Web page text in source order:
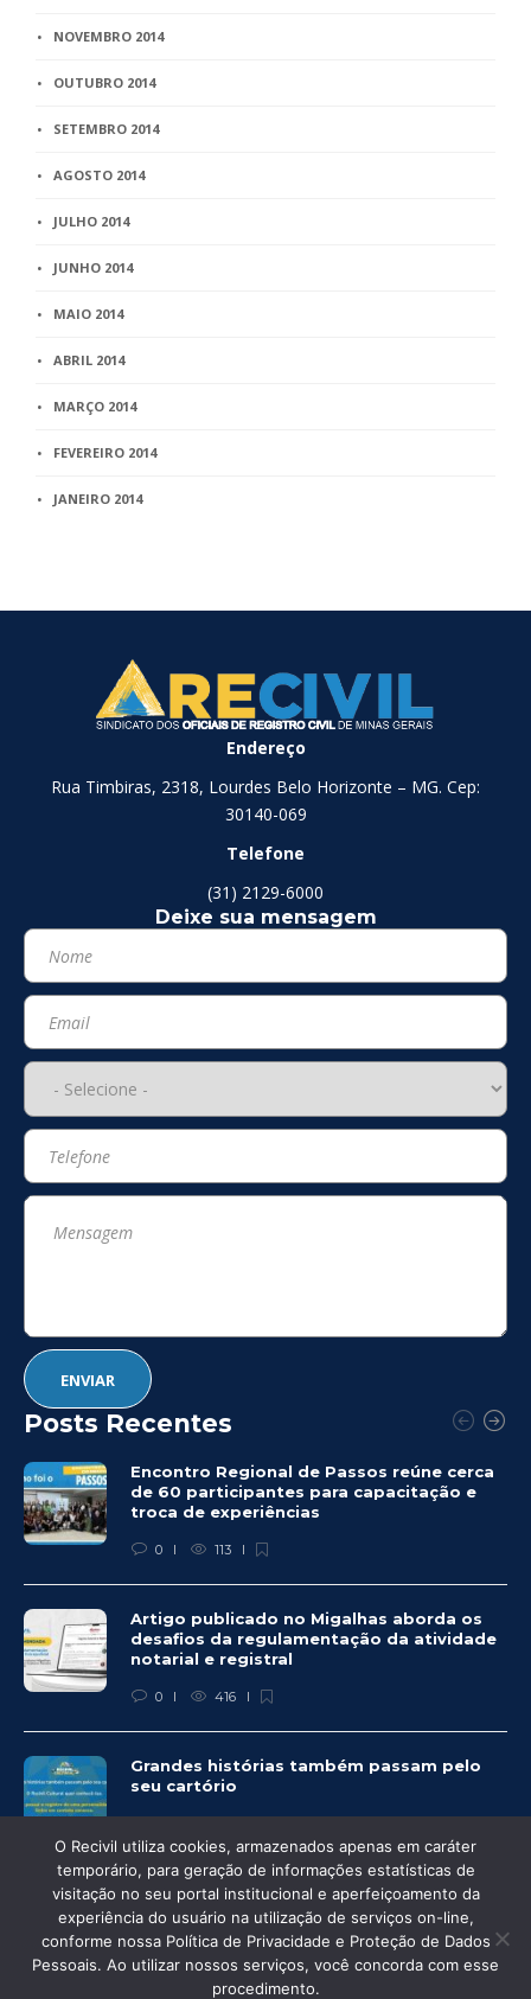
NOVEMBRO 2014
OUTUBRO 2014
SETEMBRO 2014
AGOSTO 2014
JULHO 2014
JUNHO 2014
MAIO 2014
ABRIL 2014
MARÇO 2014
FEVEREIRO 2014
JANEIRO 2014
Endereço
Rua Timbiras, 2318, Lourdes Belo Horizonte – MG. Cep:
30140-069
Telefone
(31) 2129-6000
Deixe sua mensagem
Posts Recentes
Encontro Regional de Passos reúne cerca
de 60 participantes para capacitação e
troca de experiências
0 113
Artigo publicado no Migalhas aborda os
desafios da regulamentação da atividade
notarial e registral
0 416
Grandes histórias também passam pelo
seu cartório
© Recivil 2020 – Todos os direitos reservados.
O Recivil utiliza cookies, armazenados apenas em caráter
temporário, para geração de informações estatísticas de
visitação no seu portal institucional e aperfeiçoamento da
experiência do usuário na utilização de serviços on-line,
conforme nossa Política de Privacidade e Proteção de Dados
Pessoais. Ao utilizar nossos serviços, você concorda com esse
procedimento.